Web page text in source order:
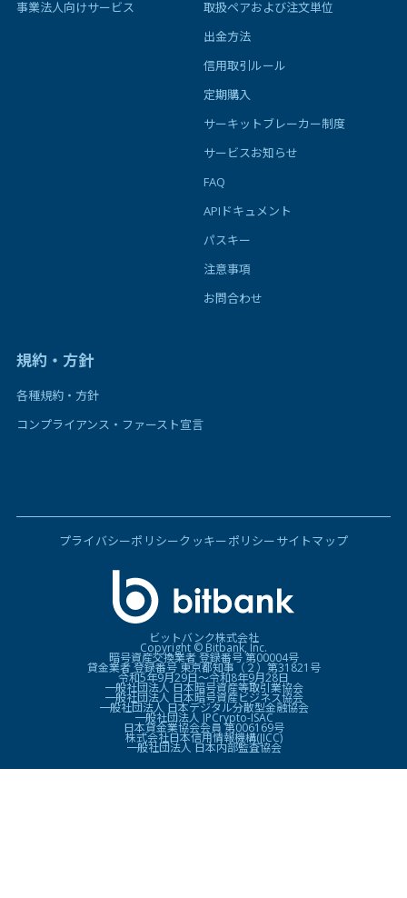
事業法人向けサービス
取扱ペアおよび注文単位
出金方法
信用取引ルール
定期購入
サーキットブレーカー制度
サービスお知らせ
FAQ
APIドキュメント
パスキー
注意事項
お問合わせ
規約・方針
各種規約・方針
コンプライアンス・ファースト宣言
プライバシーポリシークッキーポリシーサイトマップ
ビットバンク株式会社
Copyright © Bitbank, Inc.
暗号資産交換業者 登録番号 第00004号
貸金業者 登録番号 東京都知事（２）第31821号
令和5年9月29日〜令和8年9月28日
一般社団法人 日本暗号資産等取引業協会
一般社団法人 日本暗号資産ビジネス協会
一般社団法人 日本デジタル分散型金融協会
一般社団法人 JPCrypto-ISAC
日本貸金業協会会員 第006169号
株式会社日本信用情報機構(JICC)
一般社団法人 日本内部監査協会